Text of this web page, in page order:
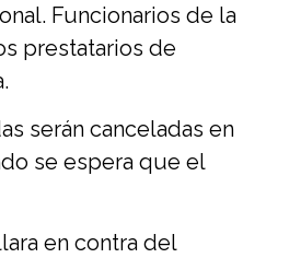
Funcionarios de la
prestatarios de
serán canceladas en
se espera que el
en contra del